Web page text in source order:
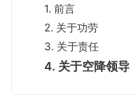
1. 前言
2. 关于功劳
3. 关于责任
4. 关于空降领导